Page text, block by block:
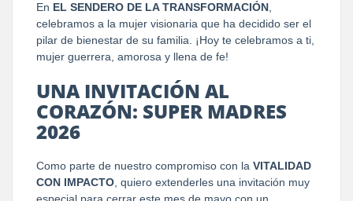
En EL SENDERO DE LA TRANSFORMACIÓN,
celebramos a la mujer visionaria que ha decidido ser el
pilar de bienestar de su familia. ¡Hoy te celebramos a ti,
mujer guerrera, amorosa y llena de fe!
UNA INVITACIÓN AL
CORAZÓN: SUPER MADRES
2026
Como parte de nuestro compromiso con la VITALIDAD
CON IMPACTO, quiero extenderles una invitación muy